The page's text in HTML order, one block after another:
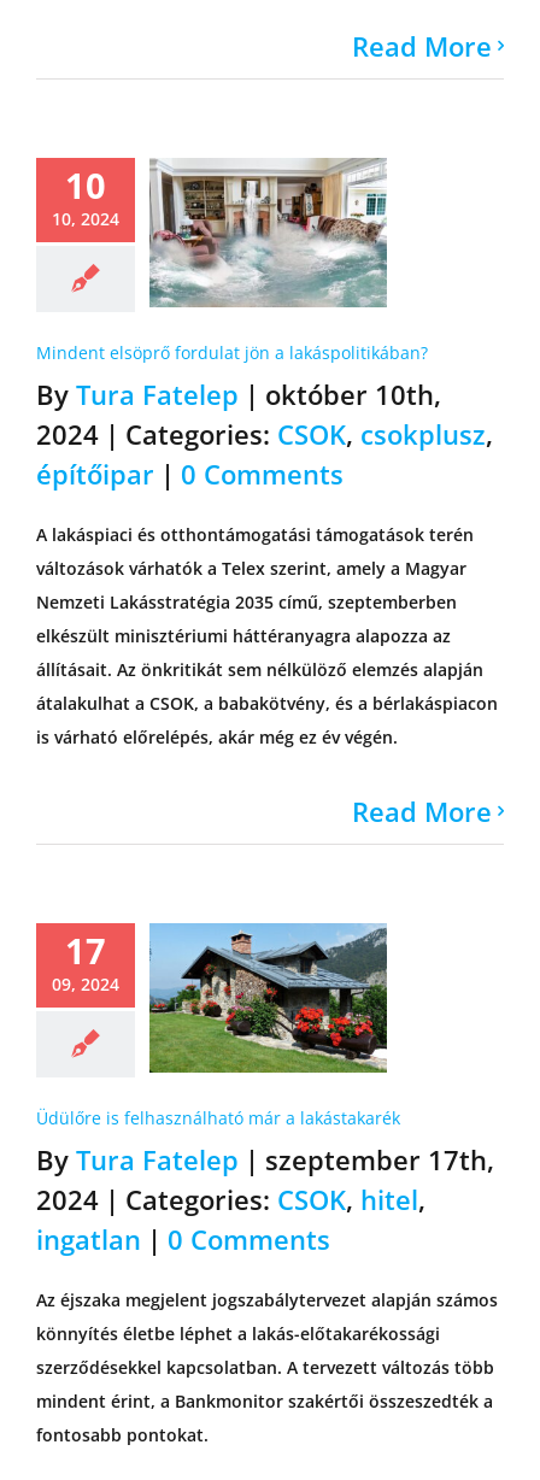
Read More
10
10, 2024
Mindent elsöprő fordulat jön a lakáspolitikában?
By Tura Fatelep | október 10th,
2024 | Categories: CSOK, csokplusz,
építőipar | 0 Comments
A lakáspiaci és otthontámogatási támogatások terén
változások várhatók a Telex szerint, amely a Magyar
Nemzeti Lakásstratégia 2035 című, szeptemberben
elkészült minisztériumi háttéranyagra alapozza az
állításait. Az önkritikát sem nélkülöző elemzés alapján
átalakulhat a CSOK, a babakötvény, és a bérlakáspiacon
is várható előrelépés, akár még ez év végén.
Read More
17
09, 2024
Üdülőre is felhasználható már a lakástakarék
By Tura Fatelep | szeptember 17th,
2024 | Categories: CSOK, hitel,
ingatlan | 0 Comments
Az éjszaka megjelent jogszabálytervezet alapján számos
könnyítés életbe léphet a lakás-előtakarékossági
szerződésekkel kapcsolatban. A tervezett változás több
mindent érint, a Bankmonitor szakértői összeszedték a
fontosabb pontokat.